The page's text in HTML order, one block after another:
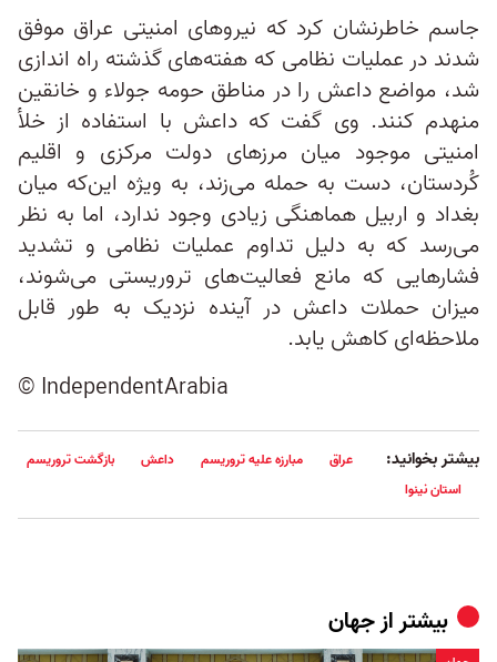
جاسم خاطرنشان کرد که نیروهای امنیتی عراق موفق
شدند در عملیات نظامی که هفته‌های گذشته راه اندازی
شد، مواضع داعش را در مناطق حومه جولاء و خانقین
منهدم کنند. وی گفت که داعش با استفاده از خلأ
امنیتی موجود میان مرزهای دولت مرکزی و اقلیم
کُردستان، دست به حمله می‌زند، به ویژه این‌که میان
بغداد و اربیل هماهنگی زیادی وجود ندارد، اما به نظر
می‌رسد که به دلیل تداوم عملیات نظامی و تشدید
فشارهایی که مانع فعالیت‌های تروریستی می‌شوند،
میزان حملات داعش در آینده نزدیک به طور قابل
ملاحظه‌ای کاهش یابد.
© IndependentArabia
بیشتر بخوانید: عراق مبارزه علیه تروریسم داعش
بازگشت تروریسم
استان نینوا
بیشتر ازجهان